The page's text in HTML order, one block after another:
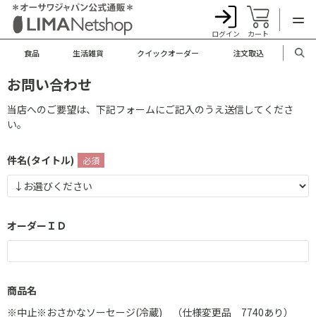
ログイン カート
食品 生活雑貨 クイックオーダー 注文取込
お問い合わせ
当店へのご要望は、下記フォームにご記入のうえ送信してくださ
い。
件名(タイトル)
オーダーＩＤ
商品名
※中止※おさかなソーセージ(冷蔵) （仕様変更品 7740あり）